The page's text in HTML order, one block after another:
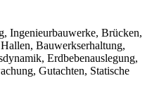
Ingenieurbauwerke, Brücken,
Bauwerkserhaltung,
Erdbebenauslegung,
Gutachten, Statische